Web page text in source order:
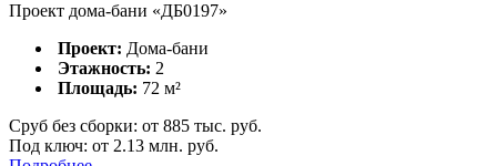
Проект дома-бани «ДБ0197»
Проект: Дома-бани
Этажность: 2
Площадь: 72 м²
Сруб без сборки: от 885 тыс. руб.
Под ключ: от 2.13 млн. руб.